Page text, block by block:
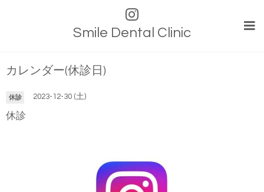
Smile Dental Clinic
カレンダー(休診日)
休診 2023-12-30 (土)
休診